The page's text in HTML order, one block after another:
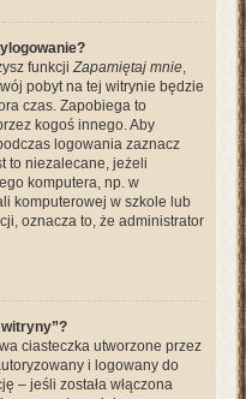
funkcjiZapamiętaj mnie,
pobyt na tej witrynie będzie
czas. Zapobiega to
kogoś innego. Aby
logowania zaznacz
to niezalecane, jeżeli
komputera, np. w
komputerowej w szkole lub
oznacza to, że administrator
ciasteczka utworzone przez
i logowany do
– jeśli została włączona